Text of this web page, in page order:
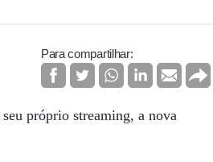
Para compartilhar:
próprio streaming, a nova